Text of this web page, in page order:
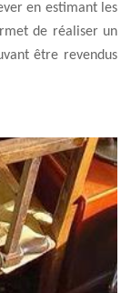
en estimant les
de réaliser un
être revendus